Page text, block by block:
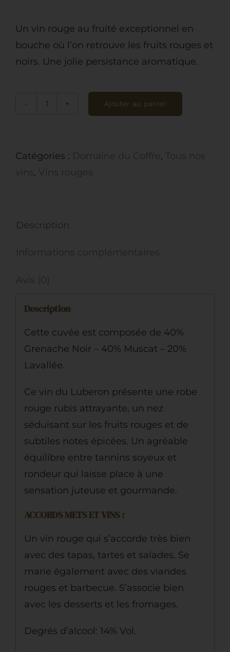
Un vin rouge au fruité exceptionnel en
bouche où l’on retrouve les fruits rouges et
noirs. Une jolie persistance aromatique.
quantité
du
Le
2024,
Rouge
Ajouter au panier
Catégories : ,
,
Description
Description
Cette cuvée est composée de 40%
Grenache Noir – 40% Muscat – 20%
Lavallée.
Ce vin du Luberon présente une robe
rouge rubis attrayante, un nez
séduisant sur les fruits rouges et de
subtiles notes épicées. Un agréable
équilibre entre tannins soyeux et
rondeur qui laisse place à une
sensation juteuse et gourmande.
ACCORDS METS ET VINS :
Un vin rouge qui s’accorde très bien
avec des tapas, tartes et salades. Se
marie également avec des viandes
rouges et barbecue. S’associe bien
avec les desserts et les fromages.
Degrés d’alcool: 14% Vol.